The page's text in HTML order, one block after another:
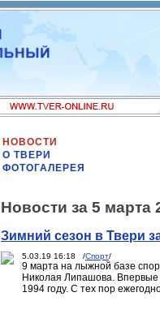
НОВОСТИ
О ТВЕРИ
ФОТОГАЛЕРЕЯ
Новости за 5 марта
Зимний сезон в Твери
5.03.19 16:18 /Спорт/
9 марта на лыжной базе
Николая Липашова.
1994 году. С тех пор